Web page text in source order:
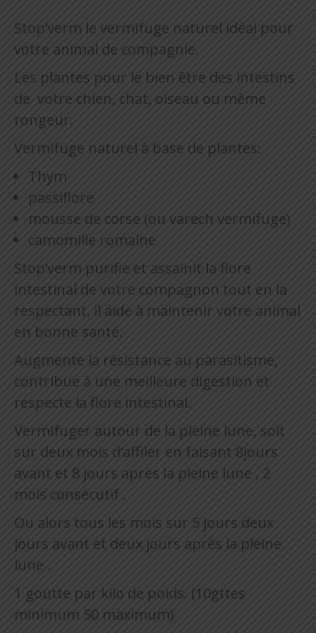
Stop’verm le vermifuge naturel idéal pour
votre animal de compagnie.
Les plantes pour le bien être des intestins
de votre chien, chat, oiseau ou même
rongeur.
Vermifuge naturel à base de plantes:
Thym
passiflore
mousse de corse (ou varech vermifuge)
camomille romaine
Stop’verm purifie et assainit la flore
intestinal de votre compagnon tout en la
respectant, il aide à maintenir votre animal
en bonne santé.
Augmente la résistance au parasitisme,
contribue à une meilleure digestion et
respecte la flore intestinal.
Vermifuger autour de la pleine lune, soit
sur deux mois d’affiler en faisant 8jours
avant et 8 jours après la pleine lune , 2
mois consécutif .
Ou alors tous les mois sur 5 jours deux
jours avant et deux jours après la pleine
lune .
1 goutte par kilo de poids. (10gttes
minimum 50 maximum)